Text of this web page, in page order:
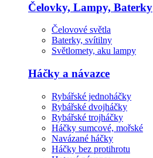
Čelovky, Lampy, Baterky
Čelovové světla
Baterky, svítilny
Světlomety, aku lampy
Háčky a návazce
Rybářské jednoháčky
Rybářské dvojháčky
Rybářské trojháčky
Háčky sumcové, mořské
Navázané háčky
Háčky bez protihrotu